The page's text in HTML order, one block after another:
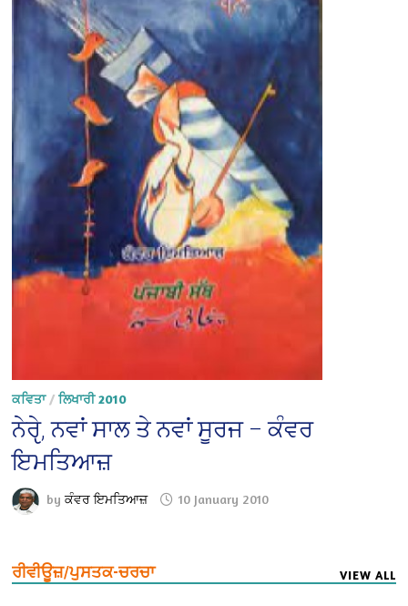
ਕਵਿਤਾ/ਲਿਖਾਰੀ 2010
ਨੇਰੵੇ, ਨਵਾਂ ਸਾਲ ਤੇ ਨਵਾਂ ਸੂਰਜ – ਕੰਵਰ
ਇਮਤਿਆਜ਼
byਕੰਵਰ ਇਮਤਿਆਜ਼ 10 January 2010
ਰੀਵੀਊਜ਼/ਪੁਸਤਕ-ਚਰਚਾ VIEW ALL